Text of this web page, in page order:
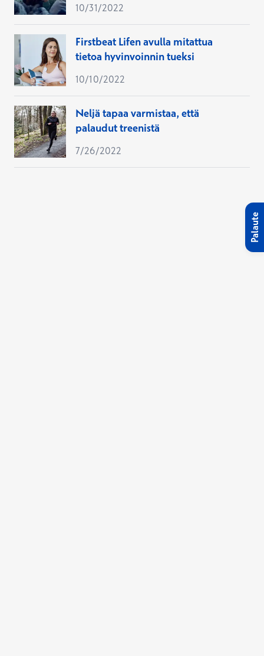
10/31/2022
Firstbeat Lifen avulla mitattua
tietoa hyvinvoinnin tueksi
10/10/2022
Neljä tapaa varmistaa, että
palaudut treenistä
7/26/2022
Palaute